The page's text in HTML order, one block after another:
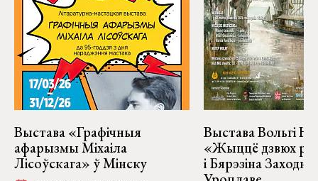
Выстава «Графічныя
афарызмы Міхаіла
Лісоўскага» ў Мінску
Выстава Вольгі
«Жыццё дзвюх
і Бярэзіна